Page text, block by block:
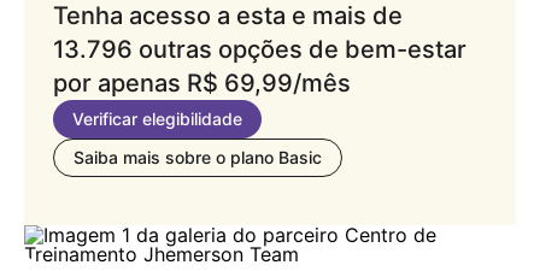
Tenha acesso a esta e mais de
13.796 outras opções de bem-estar
por apenas R$ 69,99/mês
Verificar elegibilidade
Saiba mais sobre o plano Basic